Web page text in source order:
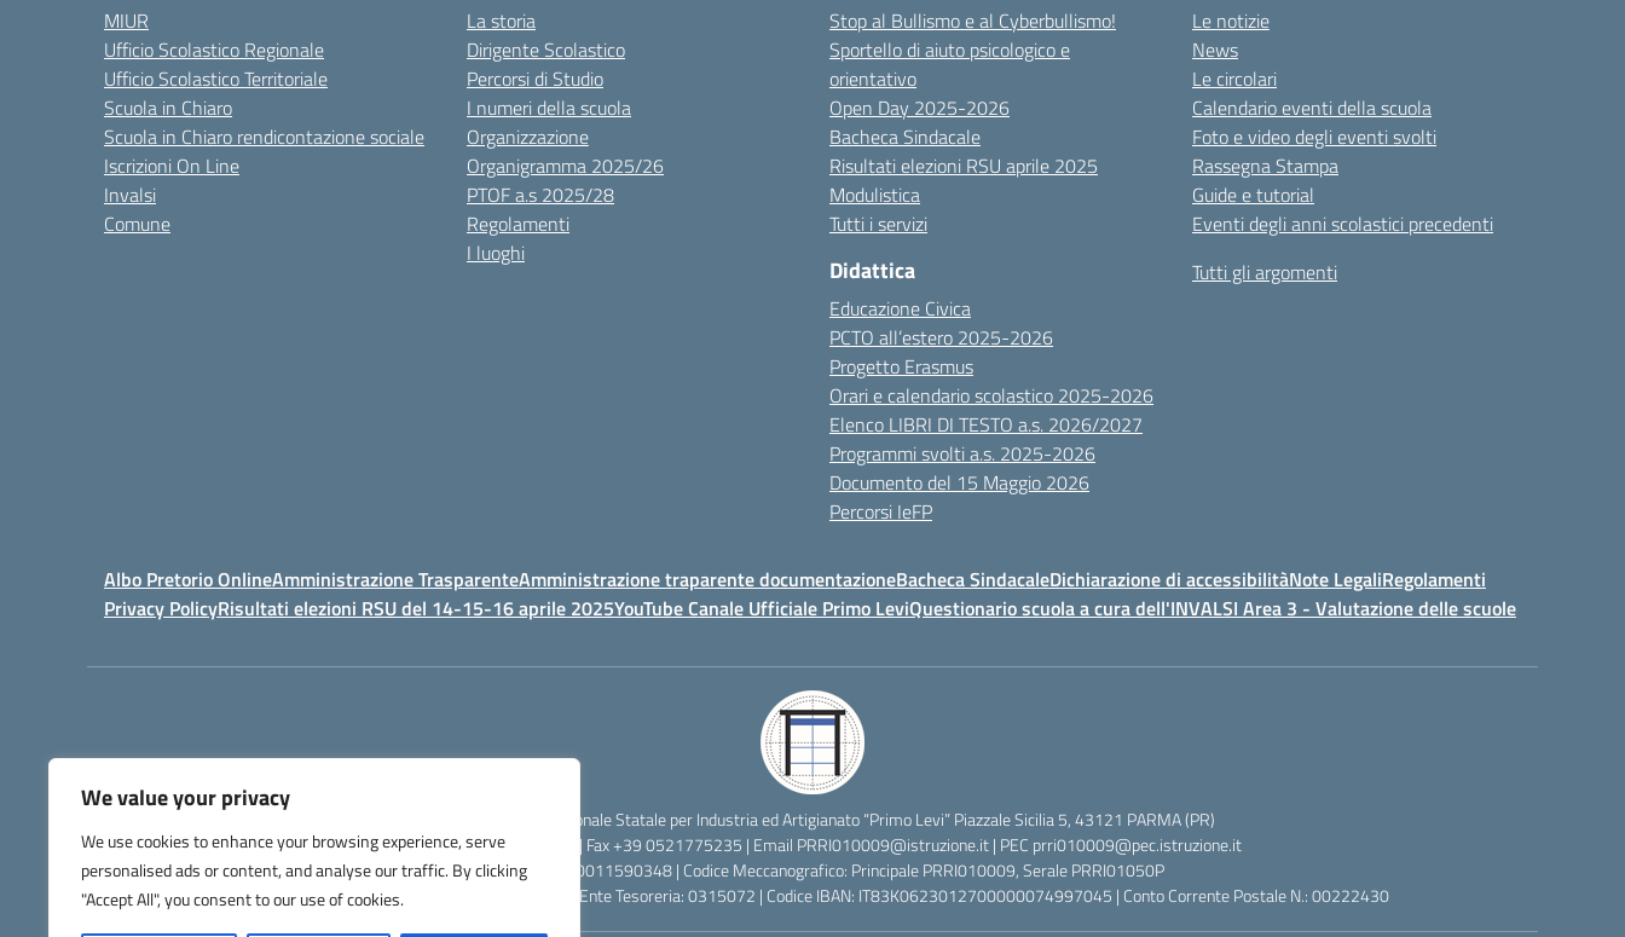
We value your privacy
We use cookies to enhance your browsing experience, serve
personalised ads or content, and analyse our traffic. By clicking
"Accept All", you consent to our use of cookies.
MIUR
Ufficio Scolastico Regionale
Ufficio Scolastico Territoriale
Scuola in Chiaro
Scuola in Chiaro rendicontazione sociale
Iscrizioni On Line
Invalsi
Comune
La storia
Dirigente Scolastico
Percorsi di Studio
I numeri della scuola
Organizzazione
Organigramma 2025/26
PTOF a.s 2025/28
Regolamenti
I luoghi
Stop al Bullismo e al Cyberbullismo!
Sportello di aiuto psicologico e
orientativo
Open Day 2025-2026
Bacheca Sindacale
Risultati elezioni RSU aprile 2025
Modulistica
Tutti i servizi
Didattica
Educazione Civica
PCTO all’estero 2025-2026
Progetto Erasmus
Orari e calendario scolastico 2025-2026
Elenco LIBRI DI TESTO a.s. 2026/2027
Programmi svolti a.s. 2025-2026
Documento del 15 Maggio 2026
Percorsi IeFP
Le notizie
News
Le circolari
Calendario eventi della scuola
Foto e video degli eventi svolti
Rassegna Stampa
Guide e tutorial
Eventi degli anni scolastici precedenti
Tutti gli argomenti
Albo Pretorio OnlineAmministrazione TrasparenteAmministrazione traparente documentazioneBacheca SindacaleDichiarazione di accessibilitàNote LegaliRegolamenti
Privacy PolicyRisultati elezioni RSU del 14-15-16 aprile 2025YouTube Canale Ufficiale Primo LeviQuestionario scuola a cura dell'INVALSI Area 3 - Valutazione delle scuole
IPSIA - Istituto Professionale Statale per Industria ed Artigianato “Primo Levi” Piazzale Sicilia 5, 43121 PARMA (PR)
Telefono +39 0521272638 | Fax +39 0521775235 | Email PRRI010009@istruzione.it| PEC prri010009@pec.istruzione.it
Codice Fiscale: 80011590348 | Codice Meccanografico: Principale PRRI010009, Serale PRRI01050P
Codice Univoco di Fatturazione: UFW76E | Codice Ente Tesoreria: 0315072 | Codice IBAN: IT83K0623012700000074997045 | Conto Corrente Postale N.: 00222430